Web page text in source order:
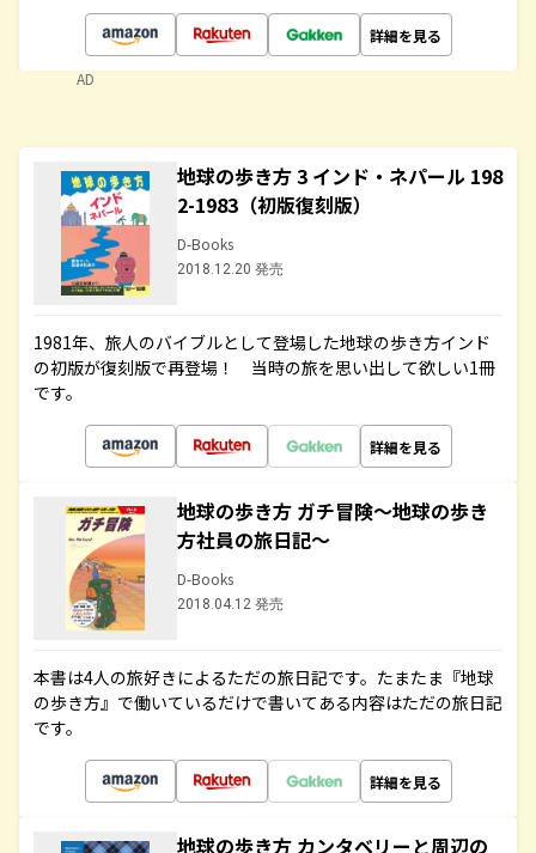
詳細を見る
AD
地球の歩き方 3 インド・ネパール 198
2-1983（初版復刻版）
D-Books
2018.12.20 発売
1981年、旅人のバイブルとして登場した地球の歩き方インド
の初版が復刻版で再登場！ 当時の旅を思い出して欲しい1冊
です。
詳細を見る
地球の歩き方 ガチ冒険～地球の歩き
方社員の旅日記～
D-Books
2018.04.12 発売
本書は4人の旅好きによるただの旅日記です。たまたま『地球
の歩き方』で働いているだけで書いてある内容はただの旅日記
です。
詳細を見る
地球の歩き方 カンタベリーと周辺の